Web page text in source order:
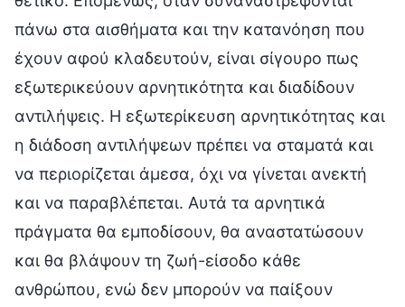
πάνω στα αισθήματα και την κατανόηση που
έχουν αφού κλαδευτούν, είναι σίγουρο πως
εξωτερικεύουν αρνητικότητα και διαδίδουν
αντιλήψεις. Η εξωτερίκευση αρνητικότητας και
η διάδοση αντιλήψεων πρέπει να σταματά και
να περιορίζεται άμεσα, όχι να γίνεται ανεκτή
και να παραβλέπεται. Αυτά τα αρνητικά
πράγματα θα εμποδίσουν, θα αναστατώσουν
και θα βλάψουν τη ζωή-είσοδο κάθε
ανθρώπου, ενώ δεν μπορούν να παίξουν